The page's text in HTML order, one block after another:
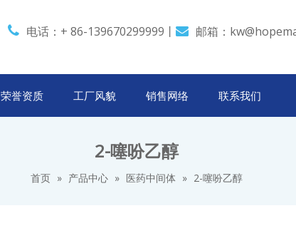
 电话：+ 86-139670299999丨  邮箱：
荣誉资质 工厂风貌 销售网络 联系我们
2-噻吩乙醇
首页 » 产品中心 » 医药中间体 » 2-噻吩乙醇